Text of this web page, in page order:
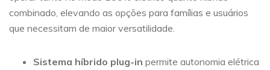
combinado, elevando as opções para famílias e usuários
que necessitam de maior versatilidade.
Sistema híbrido plug-in permite autonomia elétrica